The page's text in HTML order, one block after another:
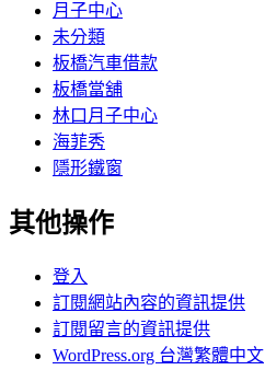
月子中心
未分類
板橋汽車借款
板橋當舖
林口月子中心
海菲秀
隱形鐵窗
其他操作
登入
訂閱網站內容的資訊提供
訂閱留言的資訊提供
WordPress.org 台灣繁體中文